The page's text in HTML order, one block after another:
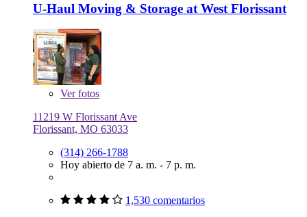
U-Haul Moving & Storage at West Florissant
Verfotos
11219 W Florissant Ave
Florissant, MO 63033
(314) 266-1788
Hoy abierto de 7 a. m. - 7 p. m.
1,530 comentarios